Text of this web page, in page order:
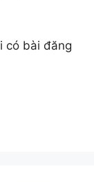
có bài đăng